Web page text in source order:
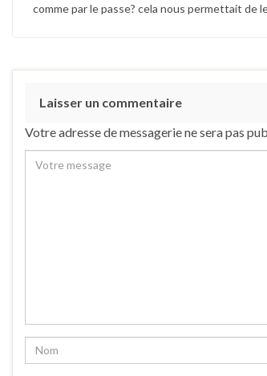
comme par le passe? cela nous permettait de
Laisser un commentaire
Votre adresse de messagerie ne sera pas